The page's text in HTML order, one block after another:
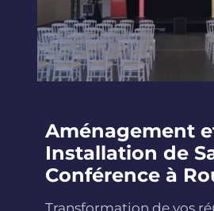
Aménagement
Installation de
Conférence à